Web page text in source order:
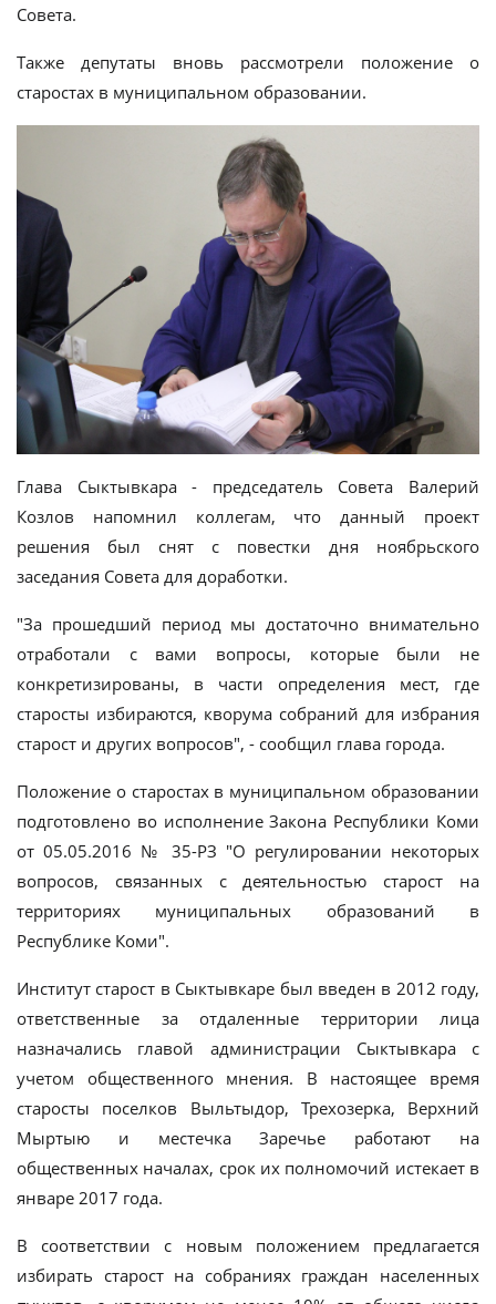
Совета.
Также депутаты вновь рассмотрели положение о
старостах в муниципальном образовании.
Глава Сыктывкара - председатель Совета Валерий
Козлов напомнил коллегам, что данный проект
решения был снят с повестки дня ноябрьского
заседания Совета для доработки.
"За прошедший период мы достаточно внимательно
отработали с вами вопросы, которые были не
конкретизированы, в части определения мест, где
старосты избираются, кворума собраний для избрания
старост и других вопросов", - сообщил глава города.
Положение о старостах в муниципальном образовании
подготовлено во исполнение Закона Республики Коми
от 05.05.2016 № 35-РЗ "О регулировании некоторых
вопросов, связанных с деятельностью старост на
территориях муниципальных образований в
Республике Коми".
Институт старост в Сыктывкаре был введен в 2012 году,
ответственные за отдаленные территории лица
назначались главой администрации Сыктывкара с
учетом общественного мнения. В настоящее время
старосты поселков Выльтыдор, Трехозерка, Верхний
Мыртыю и местечка Заречье работают на
общественных началах, срок их полномочий истекает в
январе 2017 года.
В соответствии с новым положением предлагается
избирать старост на собраниях граждан населенных